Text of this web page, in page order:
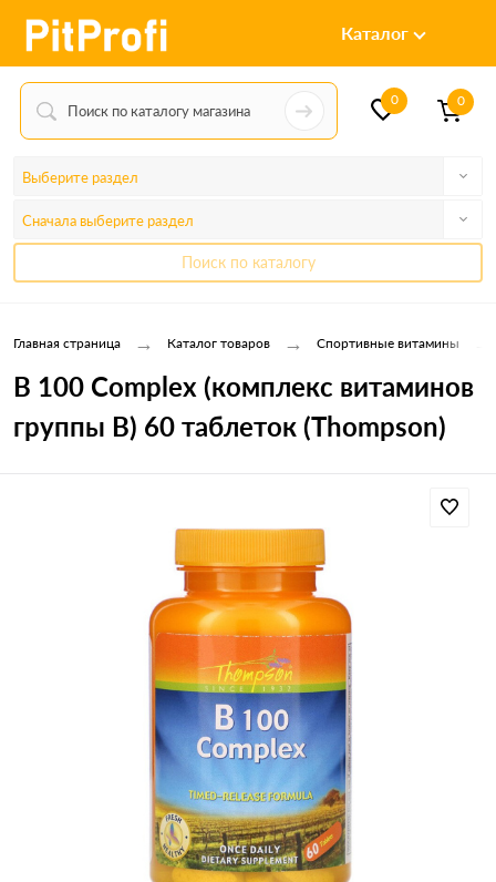
Каталог
0 0
Выберите раздел
Сначала выберите раздел
Поиск по каталогу
Главная страница → Каталог товаров → Спортивные витамины
B 100 Complex (комплекс витаминов
группы В) 60 таблеток (Thompson)